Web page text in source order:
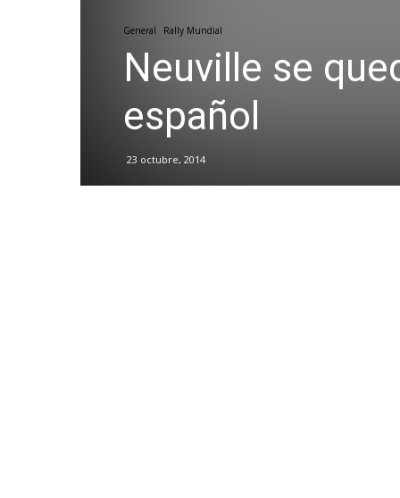
General Rally Mundial
Neuville se
español
23 octubre, 2014